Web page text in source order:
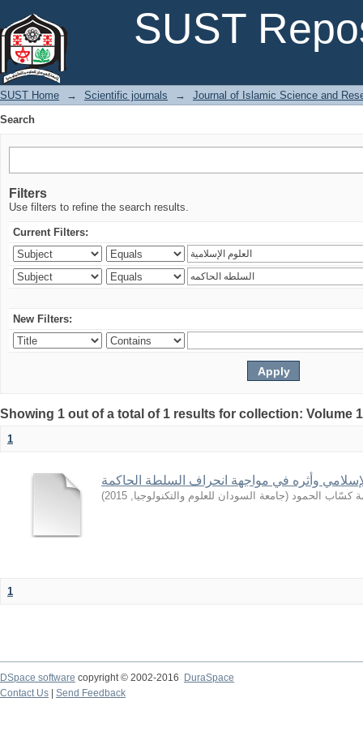
SUST
SUST Home → Scientific journals →
Journal of Islamic Science and
Search
Filters
Use filters to refine the search results.
Current Filters:
New Filters:
Showing 1 out of a total of 1 results for collection: Volume
1
وأثره في مواجهة انحراف السلطة الحاكمة
كسّاب الحمود (جامعة السودان للعلوم والتكنولوجيا,
2015
)
1
DSpace software copyright © 2002-2016
DuraSpace
Contact Us
Send Feedback